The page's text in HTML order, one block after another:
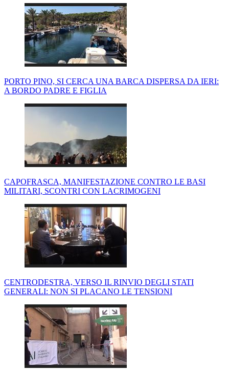
PORTO PINO, SI CERCA UNA BARCA DISPERSA DA IERI:
A BORDO PADRE E FIGLIA
CAPOFRASCA, MANIFESTAZIONE CONTRO LE BASI
MILITARI, SCONTRI CON LACRIMOGENI
CENTRODESTRA, VERSO IL RINVIO DEGLI STATI
GENERALI: NON SI PLACANO LE TENSIONI